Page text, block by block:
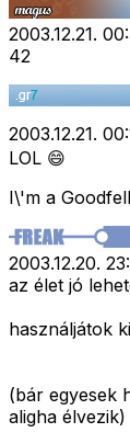
2003.12.21.
42
2003.12.21.
LOL 😄
I\'m a
2003.12.20.
az élet jó
használjátok
(bár egyesek
aligha élvezik)